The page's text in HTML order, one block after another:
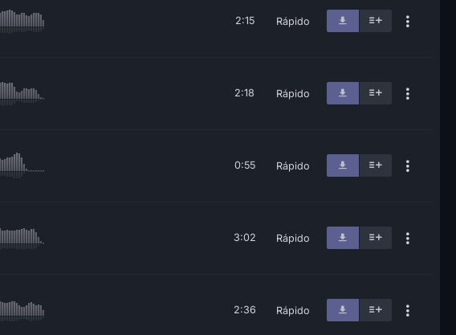
2:15 Rápido
2:18 Rápido
0:55 Rápido
3:02 Rápido
2:36 Rápido